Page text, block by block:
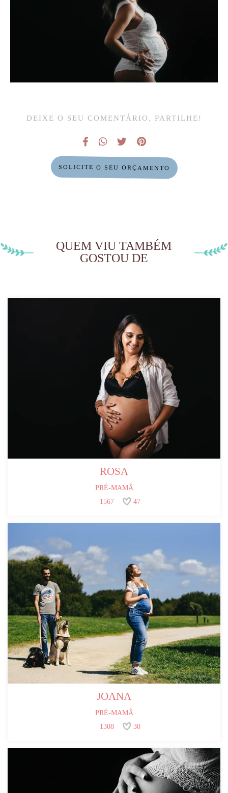
DEIXE O SEU COMENTÁRIO, PARTILHE!
SOLICITE O SEU ORÇAMENTO
QUEM VIU TAMBÉM
GOSTOU DE
ROSA
PRÉ-MAMÃ
1567
47
JOANA
PRÉ-MAMÃ
1308
30